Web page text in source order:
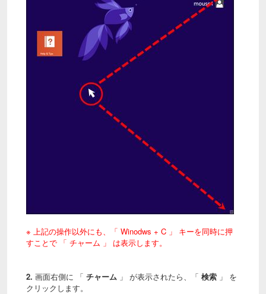
※ 上記の操作以外にも、「 Winodws + C 」 キーを同時に押
すことで 「 チャーム 」 は表示します。
2. 画面右側に 「 チャーム 」 が表示されたら、「 検索 」 を
クリックします。